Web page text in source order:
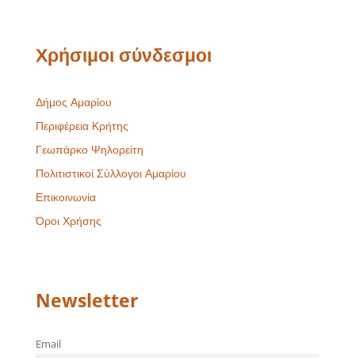
Χρήσιμοι σύνδεσμοι
Δήμος Αμαρίου
Περιφέρεια Κρήτης
Γεωπάρκο Ψηλορείτη
Πολιτιστικοί Σύλλογοι Αμαρίου
Επικοινωνία
Όροι Χρήσης
Newsletter
Email